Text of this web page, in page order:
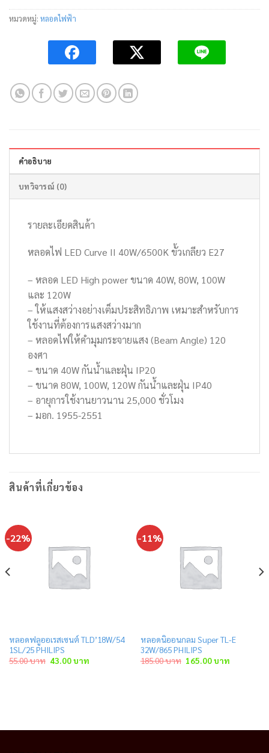
หมวดหมู่: หลอดไฟฟ้า
คำอธิบาย
บทวิจารณ์ (0)
รายละเอียดสินค้า
หลอดไฟ LED Curve II 40W/6500K ขั้วเกลียว E27
– หลอด LED High power ขนาด 40W, 80W, 100W
และ 120W
– ให้แสงสว่างอย่างเต็มประสิทธิภาพ เหมาะสำหรับการ
ใช้งานที่ต้องการแสงสว่างมาก
– หลอดไฟให้คำมุมกระจายแสง (Beam Angle) 120
องศา
– ขนาด 40W กันน้ำและฝุ่น IP20
– ขนาด 80W, 100W, 120W กันน้ำและฝุ่น IP40
– อายุการใช้งานยาวนาน 25,000 ชั่วโมง
– มอก. 1955-2551
สินค้าที่เกี่ยวข้อง
-22%
หลอดฟลูออเรสเซนต์ TLD’18W/54
1SL/25 PHILIPS
55.00บาท Original
price
43.00บาทCurrent
price
-11%
หลอดนิออนกลม Super TL-E
32W/865 PHILIPS
185.00บาท Original
price
165.00บาทCurrent
price